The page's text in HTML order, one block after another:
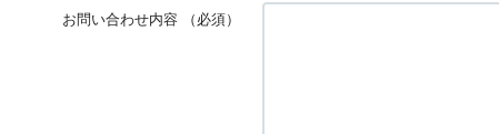
お問い合わせ内容 （必須）